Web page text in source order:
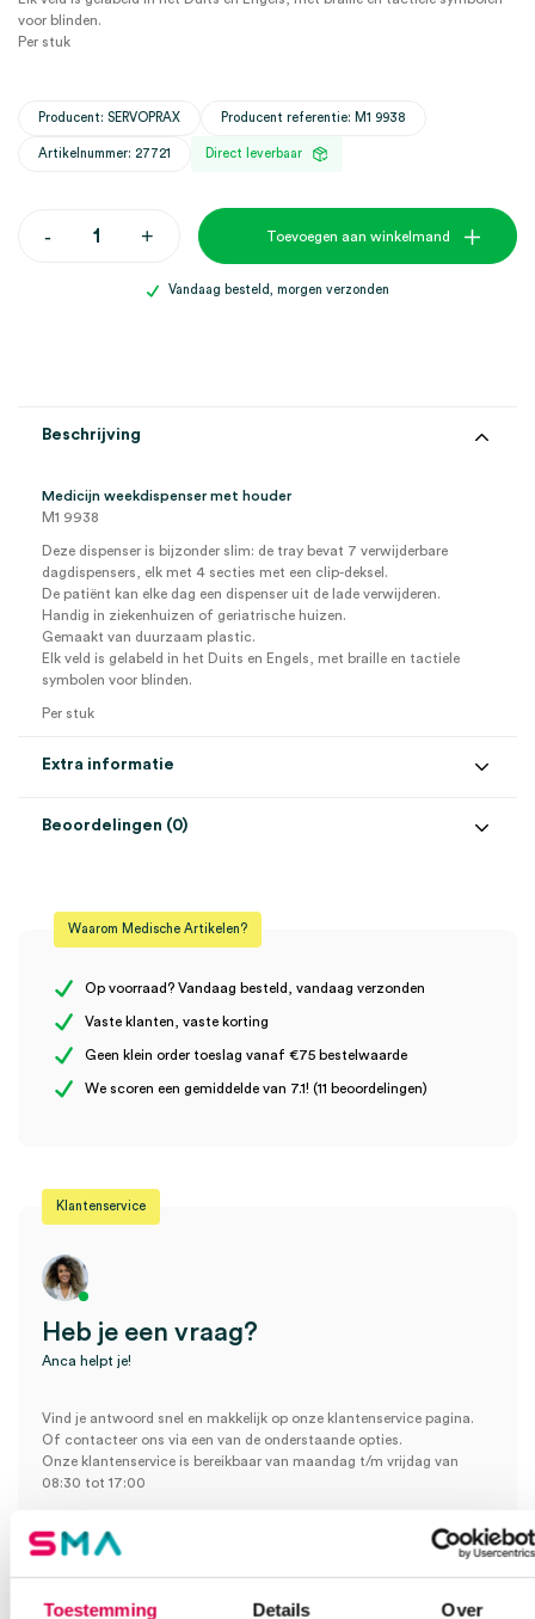
Toestemming Details Over
voor blinden.
Per stuk
Producent: SERVOPRAX Producent referentie: M1 9938
Artikelnummer: 27721 Direct leverbaar
-Medicijn
+ Toevoegen aan winkelmand
Vandaag besteld, morgen verzonden
Beschrijving
Medicijn weekdispenser met houder
M1 9938
Deze dispenser is bijzonder slim: de tray bevat 7 verwijderbare
dagdispensers, elk met 4 secties met een clip-deksel.
De patiënt kan elke dag een dispenser uit de lade verwijderen.
Handig in ziekenhuizen of geriatrische huizen.
Gemaakt van duurzaam plastic.
Elk veld is gelabeld in het Duits en Engels, met braille en tactiele
symbolen voor blinden.
Per stuk
Extra informatie
Steriel onsteriel
Beoordelingen (0)
Er zijn nog geen beoordelingen.
beoordelen
Waarom Medische Artikelen?
Op voorraad? Vandaag besteld, vandaag verzonden
Vaste klanten, vaste korting
Geen klein order toeslag vanaf €75 bestelwaarde
We scoren een gemiddelde van 7.1! (11 beoordelingen)
Klantenservice
Heb je een vraag?
Anca helpt je!
Vind je antwoord snel en makkelijk op onze klantenservice pagina.
Of contacteer ons via een van de onderstaande opties.
Onze klantenservice is bereikbaar van maandag t/m vrijdag van
08:30 tot 17:00
Bel Anca